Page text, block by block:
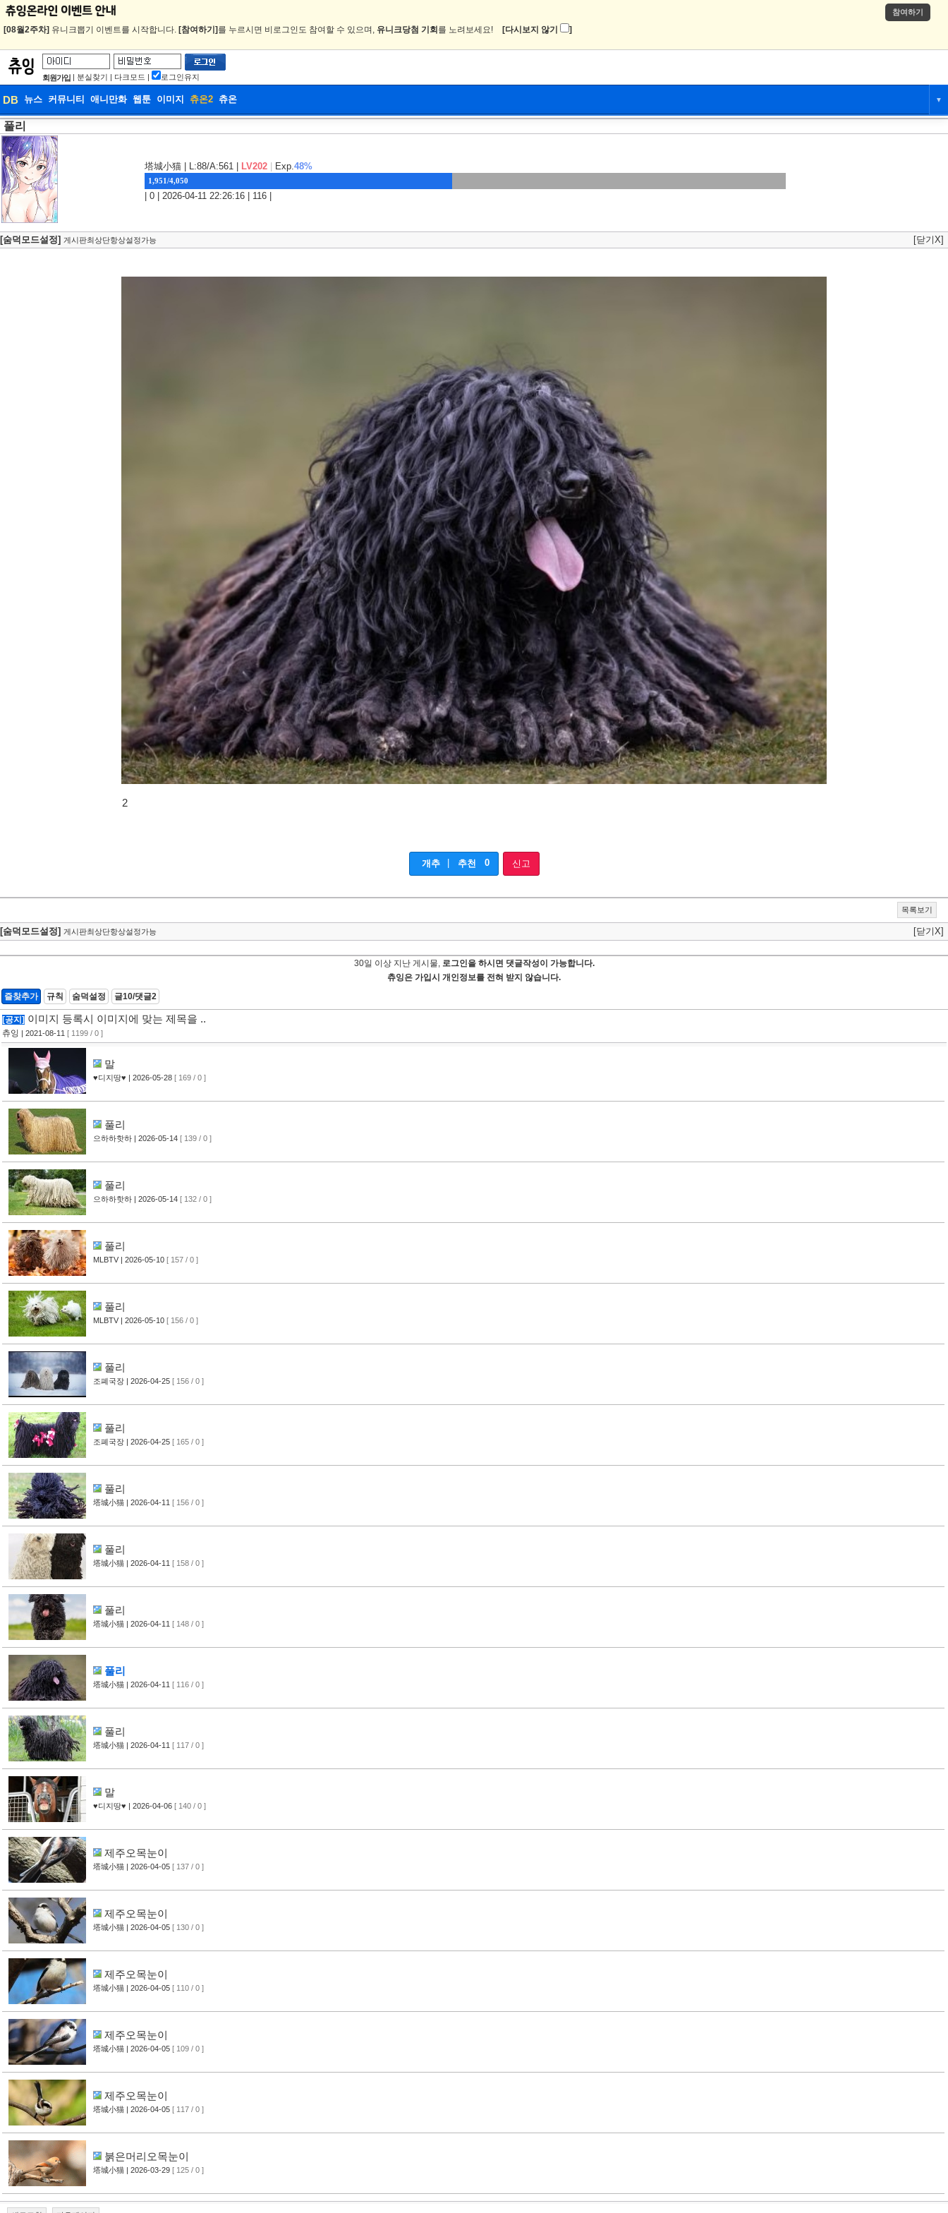
참여하기
[08월2주차] 유니크뽑기 이벤트를 시작합니다. [참여하기] 를 누르시면 비로그인도 참여할 수 있으며, 유니크당첨 기회 를 노려보세요! [다시보지 않기 ]
회원가입 | 분실찾기 | 다크모드 | 로그인유지
DB 뉴스 커뮤니티 애니만화 웹툰 이미지 츄온2 츄온 ▼
풀리
塔城小猫 | L:88/A:561 | LV202 Exp.48%
1,951/4,050
| 0 | 2026-04-11 22:26:16 | 116 |
[숨덕모드설정] 게시판최상단항상설정가능 [닫기X]
2
개추 추천 0 신고
목록보기
[숨덕모드설정] 게시판최상단항상설정가능 [닫기X]
30일 이상 지난 게시물, 로그인을 하시면 댓글작성이 가능합니다.
츄잉은 가입시 개인정보를 전혀 받지 않습니다.
즐찾추가
규칙 숨덕설정 글10/댓글2
[공지] 이미지 등록시 이미지에 맞는 제목을 ..
츄잉 | 2021-08-11 [ 1199 / 0 ]
말
♥디지땅♥ | 2026-05-28 [ 169 / 0 ]
풀리
으하하핫하 | 2026-05-14 [ 139 / 0 ]
풀리
으하하핫하 | 2026-05-14 [ 132 / 0 ]
풀리
MLBTV | 2026-05-10 [ 157 / 0 ]
풀리
MLBTV | 2026-05-10 [ 156 / 0 ]
풀리
조폐국장 | 2026-04-25 [ 156 / 0 ]
풀리
조폐국장 | 2026-04-25 [ 165 / 0 ]
풀리
塔城小猫 | 2026-04-11 [ 156 / 0 ]
풀리
塔城小猫 | 2026-04-11 [ 158 / 0 ]
풀리
塔城小猫 | 2026-04-11 [ 148 / 0 ]
풀리
塔城小猫 | 2026-04-11 [ 116 / 0 ]
풀리
塔城小猫 | 2026-04-11 [ 117 / 0 ]
말
♥디지땅♥ | 2026-04-06 [ 140 / 0 ]
제주오목눈이
塔城小猫 | 2026-04-05 [ 137 / 0 ]
제주오목눈이
塔城小猫 | 2026-04-05 [ 130 / 0 ]
제주오목눈이
塔城小猫 | 2026-04-05 [ 110 / 0 ]
제주오목눈이
塔城小猫 | 2026-04-05 [ 109 / 0 ]
제주오목눈이
塔城小猫 | 2026-04-05 [ 117 / 0 ]
붉은머리오목눈이
塔城小猫 | 2026-03-29 [ 125 / 0 ]